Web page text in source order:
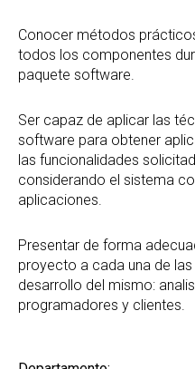
Conocer métodos
todos los componentes
paquete software.
Ser capaz de aplicar las
software para obtener
las funcionalidades
considerando el sistema
aplicaciones.
Presentar de forma
proyecto a cada una de
desarrollo del mismo:
programadores y clientes.